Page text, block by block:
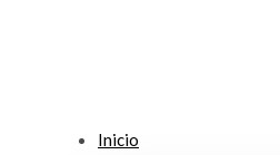
Inicio